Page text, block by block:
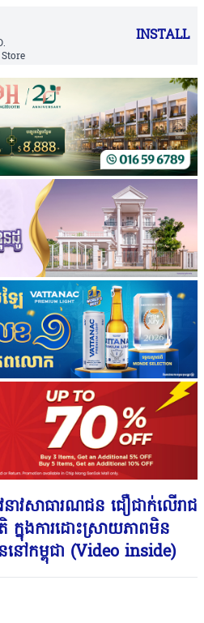
INSTALL
ាវសាធារណជន ជឿជាក់លើរាជ
ក្នុងការដោះស្រាយភាពមិន
នៅកម្ពុជា (Video inside)